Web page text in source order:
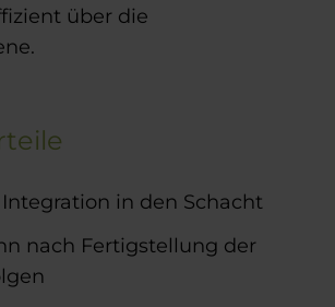
über die
in den Schacht
nach Fertigstellung der